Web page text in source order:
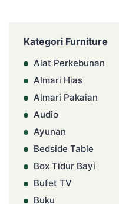
Kategori Furniture
Alat Perkebunan
Almari Hias
Almari Pakaian
Audio
Ayunan
Bedside Table
Box Tidur Bayi
Bufet TV
Buku